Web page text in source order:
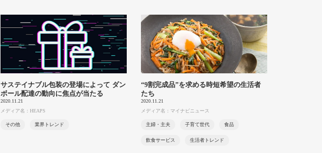
サステイナブル包装の登場によって ダン
ボール配達の動向に焦点が当たる
2020.11.21
メディア名：HEAPS
その他 業界トレンド
“9割完成品”を求める時短希望の生活者
たち
2020.11.21
メディア名：マイナビニュース
主婦・主夫 子育て世代 食品
飲食サービス 生活者トレンド